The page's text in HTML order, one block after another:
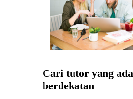
Cari tutor yang ada
berdekatan